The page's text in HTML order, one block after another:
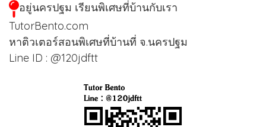
อยู่นครปฐม เรียนพิเศษที่บ้านกับเรา
TutorBento.com
หาติวเตอร์สอนพิเศษที่บ้านที่ จ.นครปฐม
Line ID : @120jdftt